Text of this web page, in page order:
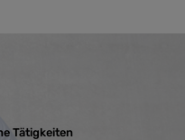
Tätigkeiten